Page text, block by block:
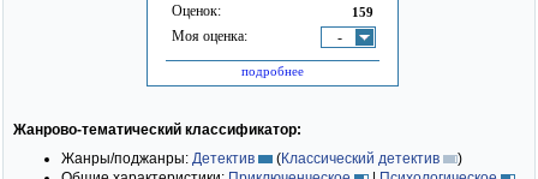
Оценок: 159
Моя оценка: -
подробнее
Жанрово-тематический классификатор:
Жанры/поджанры: Детектив (Классический детектив
)